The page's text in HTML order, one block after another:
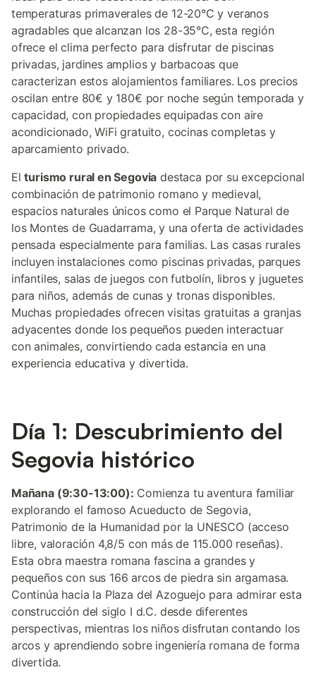
temperaturas primaverales de 12-20°C y veranos
agradables que alcanzan los 28-35°C, esta región
ofrece el clima perfecto para disfrutar de piscinas
privadas, jardines amplios y barbacoas que
caracterizan estos alojamientos familiares. Los precios
oscilan entre 80€ y 180€ por noche según temporada y
capacidad, con propiedades equipadas con aire
acondicionado, WiFi gratuito, cocinas completas y
aparcamiento privado.
Elturismo rural en Segovia destaca por su excepcional
combinación de patrimonio romano y medieval,
espacios naturales únicos como el Parque Natural de
los Montes de Guadarrama, y una oferta de actividades
pensada especialmente para familias. Las casas rurales
incluyen instalaciones como piscinas privadas, parques
infantiles, salas de juegos con futbolín, libros y juguetes
para niños, además de cunas y tronas disponibles.
Muchas propiedades ofrecen visitas gratuitas a granjas
adyacentes donde los pequeños pueden interactuar
con animales, convirtiendo cada estancia en una
experiencia educativa y divertida.
Día 1: Descubrimiento del
Segovia histórico
Mañana (9:30-13:00): Comienza tu aventura familiar
explorando el famoso Acueducto de Segovia,
Patrimonio de la Humanidad por la UNESCO (acceso
libre, valoración 4,8/5 con más de 115.000 reseñas).
Esta obra maestra romana fascina a grandes y
pequeños con sus 166 arcos de piedra sin argamasa.
Continúa hacia la Plaza del Azoguejo para admirar esta
construcción del siglo I d.C. desde diferentes
perspectivas, mientras los niños disfrutan contando los
arcos y aprendiendo sobre ingeniería romana de forma
divertida.